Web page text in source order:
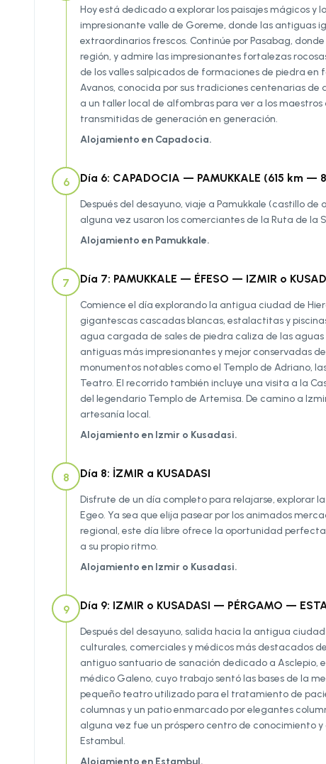
Hoy está dedicado a explorar los paisajes mágicos y
impresionante valle de Goreme, donde las antiguas
extraordinarios frescos. Continúe por Pasabag,
región, y admire las impresionantes fortalezas
de los valles salpicados de formaciones de piedra
Avanos, conocida por sus tradiciones centenarias
a un taller local de alfombras para ver a los
transmitidas de generación en generación.
Alojamiento en Capadocia.
6 Día 6: CAPADOCIA — PAMUKKALE (615 km —
Después del desayuno, viaje a Pamukkale (castillo
alguna vez usaron los comerciantes de la Ruta de la
Alojamiento en Pamukkale.
7 Día 7: PAMUKKALE — ÉFESO — IZMIR o
Comience el día explorando la antigua ciudad de
gigantescas cascadas blancas, estalactitas y
agua cargada de sales de piedra caliza de las
antiguas más impresionantes y mejor conservadas
monumentos notables como el Templo de Adriano,
Teatro. El recorrido también incluye una visita a la
del legendario Templo de Artemisa. De camino a
artesanía local.
Alojamiento en Izmir o Kusadasi.
8 Día 8: İZMIR a KUSADASI
Disfrute de un día completo para relajarse, explorar
Egeo. Ya sea que elija pasear por los animados
regional, este día libre ofrece la oportunidad
a su propio ritmo.
Alojamiento en Izmir o Kusadasi.
9 Día 9: IZMIR o KUSADASI — PÉRGAMO —
Después del desayuno, salida hacia la antigua
culturales, comerciales y médicos más destacados
antiguo santuario de sanación dedicado a Asclepio,
médico Galeno, cuyo trabajo sentó las bases de la
pequeño teatro utilizado para el tratamiento de
columnas y un patio enmarcado por elegantes
alguna vez fue un próspero centro de conocimiento
Estambul.